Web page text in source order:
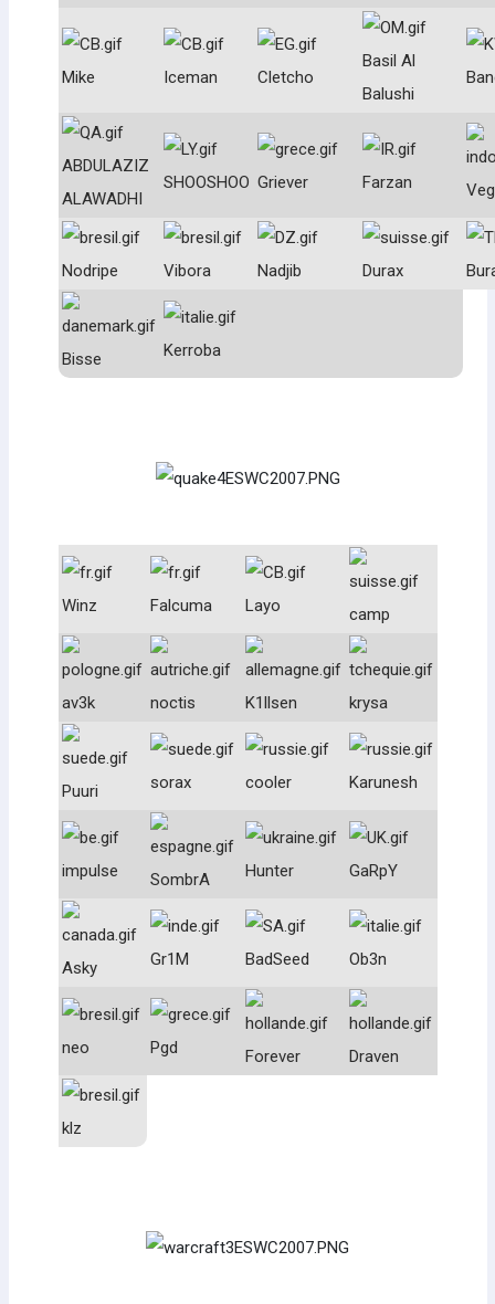
Mike Iceman Cletcho
Basil Al
Balushi
ABDULAZIZ
ALAWADHI
SHOOSHOO Griever Farzan
Nodripe Vibora Nadjib Durax
Bisse Kerroba
Winz Falcuma Layo camp
av3k noctis K1llsen krysa
Puuri sorax cooler Karunesh
impulse SombrA Hunter GaRpY
Asky Gr1M BadSeed Ob3n
neo Pgd Forever Draven
klz